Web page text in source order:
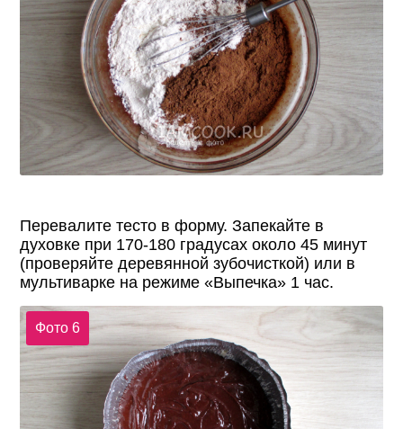
Перевалите тесто в форму. Запекайте в
духовке при 170-180 градусах около 45 минут
(проверяйте деревянной зубочисткой) или в
мультиварке на режиме «Выпечка» 1 час.
Фото 6